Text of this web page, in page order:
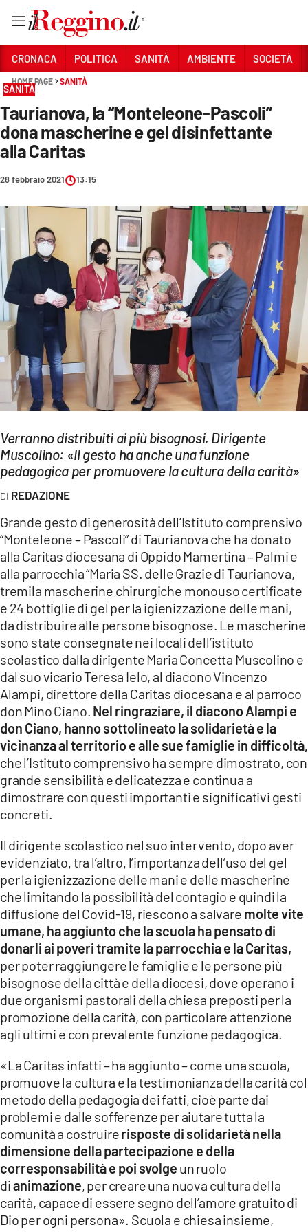
Sezioni
CRONACA
POLITICA
SANITÀ
AMBIENTE
SOCIETÀ
CULTURA
ECONOMIA E LAVORO
EVENTI
SPORT
Streaming
LAC NETWORK
LAC ONAIR
LaC
Network
LACPLAY.IT
LACTV.IT
LACONAIR.IT
LACITYMAG.IT
ILREGGINO.IT
COSENZACHANNEL.IT
ILVIBONESE.IT
CATANZAROCHANNEL.IT
LACAPITALENEWS.IT
ANDROID
APPLE
CRONACA POLITICA SANITÀ AMBIENTE SOCIETÀ
HOME PAGE SANITÀ
SANITÀ
Taurianova, la “Monteleone-Pascoli”
dona mascherine e gel disinfettante
alla Caritas
28 febbraio 2021 13:15
Verranno distribuiti ai più bisognosi. Dirigente
Muscolino: «Il gesto ha anche una funzione
pedagogica per promuovere la cultura della carità»
REDAZIONE
Grande gesto di generosità dell’Istituto comprensivo
“Monteleone – Pascoli” di Taurianova che ha donato
alla Caritas diocesana di Oppido Mamertina – Palmi e
alla parrocchia “Maria SS. delle Grazie di Taurianova,
tremila mascherine chirurgiche monouso certificate
e 24 bottiglie di gel per la igienizzazione delle mani,
da distribuire alle persone bisognose. Le mascherine
sono state consegnate nei locali dell’istituto
scolastico dalla dirigente Maria Concetta Muscolino e
dal suo vicario Teresa Ielo, al diacono Vincenzo
Alampi, direttore della Caritas diocesana e al parroco
don Mino Ciano. Nel ringraziare, il diacono Alampi e
don Ciano, hanno sottolineato la solidarietà e la
vicinanza al territorio e alle sue famiglie in difficoltà,
che l’Istituto comprensivo ha sempre dimostrato, con
grande sensibilità e delicatezza e continua a
dimostrare con questi importanti e significativi gesti
concreti.
Il dirigente scolastico nel suo intervento, dopo aver
evidenziato, tra l’altro, l’importanza dell’uso del gel
per la igienizzazione delle mani e delle mascherine
che limitando la possibilità del contagio e quindi la
diffusione del Covid-19, riescono a salvare molte vite
umane, ha aggiunto che la scuola ha pensato di
donarli ai poveri tramite la parrocchia e la Caritas,
per poter raggiungere le famiglie e le persone più
bisognose della città e della diocesi, dove operano i
due organismi pastorali della chiesa preposti per la
promozione della carità, con particolare attenzione
agli ultimi e con prevalente funzione pedagogica.
«La Caritas infatti – ha aggiunto – come una scuola,
promuove la cultura e la testimonianza della carità col
metodo della pedagogia dei fatti, cioè parte dai
problemi e dalle sofferenze per aiutare tutta la
comunità a costruirerisposte di solidarietà nella
dimensione della partecipazione e della
corresponsabilità e poi svolge un ruolo
dianimazione, per creare una nuova cultura della
carità, capace di essere segno dell’amore gratuito di
Dio per ogni persona». Scuola e chiesa insieme,